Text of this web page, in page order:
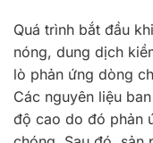
Quá trình bắt đầu
nóng, dung dịch
lò phản ứng dòng
Các nguyên liệu
độ cao do đó phản